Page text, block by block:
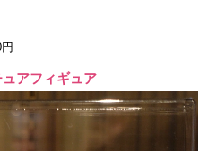
アフィギュア